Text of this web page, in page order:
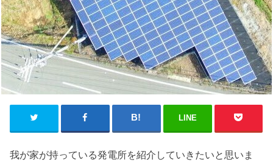
LINE
我が家が持っている発電所を紹介していきたいと思いま